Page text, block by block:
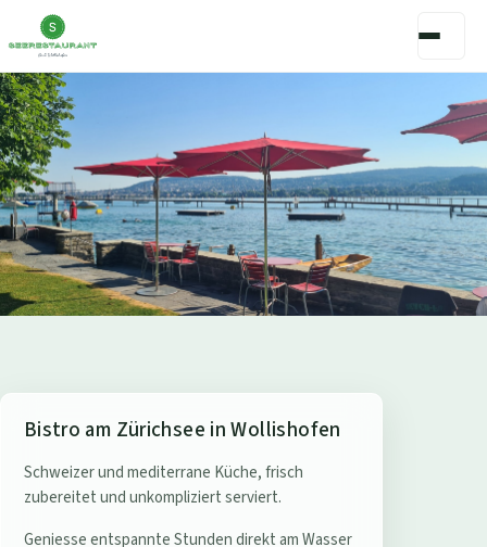
S
e
e
Bistro am Zürichsee in Wollishofen
Schweizer und mediterrane Küche, frisch
zubereitet und unkompliziert serviert.
Geniesse entspannte Stunden direkt am Wasser